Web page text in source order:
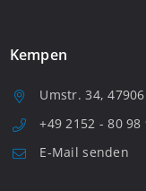
Kempen
Umstr. 34,
+49 2152 - 80 98
E-Mail senden